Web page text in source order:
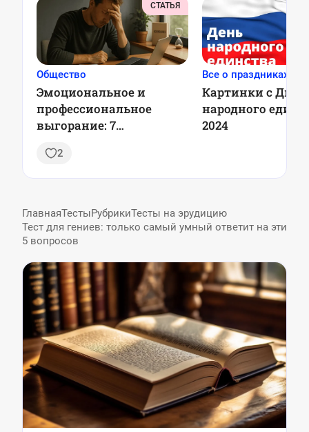
СТАТЬЯ
Общество
Эмоциональное и
профессиональное
выгорание: 7
профилактики, чтобы
оставаться в ресурсе
2
Все о праздниках
Картинки с Днем
народного
2024
ГлавнаяТестыРубрикиТесты на эрудицию
Тест для гениев: только самый умный ответит на эти
5 вопросов